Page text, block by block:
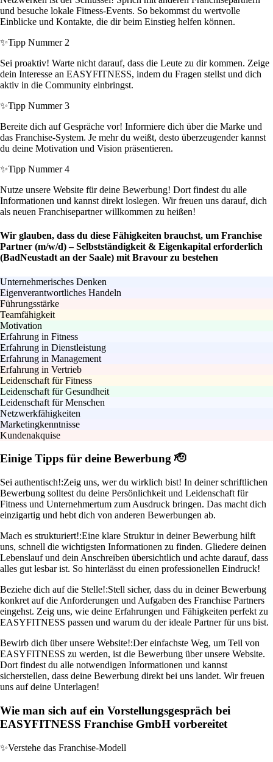
und besuche lokale Fitness-Events. So bekommst du wertvolle
Einblicke und Kontakte, die dir beim Einstieg helfen können.
✨Tipp Nummer 2
Sei proaktiv! Warte nicht darauf, dass die Leute zu dir kommen. Zeige
dein Interesse an EASYFITNESS, indem du Fragen stellst und dich
aktiv in die Community einbringst.
✨Tipp Nummer 3
Bereite dich auf Gespräche vor! Informiere dich über die Marke und
das Franchise-System. Je mehr du weißt, desto überzeugender kannst
du deine Motivation und Vision präsentieren.
✨Tipp Nummer 4
Nutze unsere Website für deine Bewerbung! Dort findest du alle
Informationen und kannst direkt loslegen. Wir freuen uns darauf, dich
als neuen Franchisepartner willkommen zu heißen!
Wir glauben, dass du diese Fähigkeiten brauchst, um Franchise
Partner (m/w/d) – Selbstständigkeit & Eigenkapital erforderlich
(BadNeustadt an der Saale) mit Bravour zu bestehen
Unternehmerisches Denken
Eigenverantwortliches Handeln
Führungsstärke
Teamfähigkeit
Motivation
Erfahrung in Fitness
Erfahrung in Dienstleistung
Erfahrung in Management
Erfahrung in Vertrieb
Leidenschaft für Fitness
Leidenschaft für Gesundheit
Leidenschaft für Menschen
Netzwerkfähigkeiten
Marketingkenntnisse
Kundenakquise
Einige Tipps für deine Bewerbung 🫡
Sei authentisch!:Zeig uns, wer du wirklich bist! In deiner schriftlichen
Bewerbung solltest du deine Persönlichkeit und Leidenschaft für
Fitness und Unternehmertum zum Ausdruck bringen. Das macht dich
einzigartig und hebt dich von anderen Bewerbungen ab.
Mach es strukturiert!:Eine klare Struktur in deiner Bewerbung hilft
uns, schnell die wichtigsten Informationen zu finden. Gliedere deinen
Lebenslauf und dein Anschreiben übersichtlich und achte darauf, dass
alles gut lesbar ist. So hinterlässt du einen professionellen Eindruck!
Beziehe dich auf die Stelle!:Stell sicher, dass du in deiner Bewerbung
konkret auf die Anforderungen und Aufgaben des Franchise Partners
eingehst. Zeig uns, wie deine Erfahrungen und Fähigkeiten perfekt zu
EASYFITNESS passen und warum du der ideale Partner für uns bist.
Bewirb dich über unsere Website!:Der einfachste Weg, um Teil von
EASYFITNESS zu werden, ist die Bewerbung über unsere Website.
Dort findest du alle notwendigen Informationen und kannst
sicherstellen, dass deine Bewerbung direkt bei uns landet. Wir freuen
uns auf deine Unterlagen!
Wie man sich auf ein Vorstellungsgespräch bei
EASYFITNESS Franchise GmbH vorbereitet
✨Verstehe das Franchise-Modell